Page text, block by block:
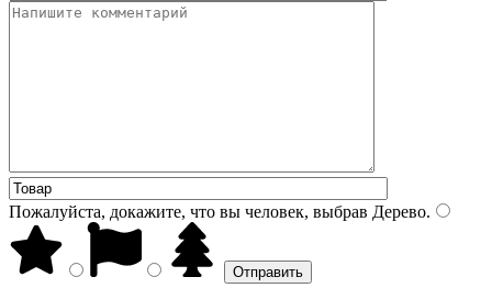
Пожалуйста, докажите, что вы человек, выбрав Дерево.